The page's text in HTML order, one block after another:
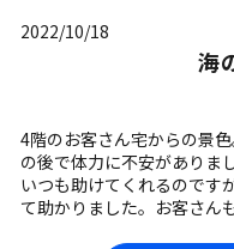
2022/10/18
海
4階のお客さん宅からの景
の後で体力に不安がありま
いつも助けてくれるのです
て助かりました。お客さ